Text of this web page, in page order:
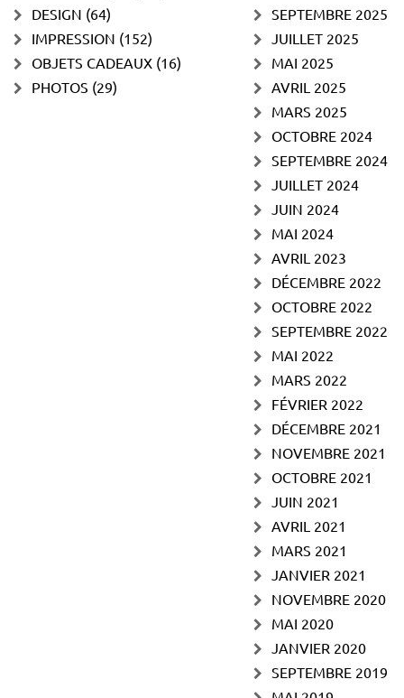
DESIGN (64)
IMPRESSION (152)
OBJETS CADEAUX (16)
PHOTOS (29)
SEPTEMBRE 2025
JUILLET 2025
MAI 2025
AVRIL 2025
MARS 2025
OCTOBRE 2024
SEPTEMBRE 2024
JUILLET 2024
JUIN 2024
MAI 2024
AVRIL 2023
DÉCEMBRE 2022
OCTOBRE 2022
SEPTEMBRE 2022
MAI 2022
MARS 2022
FÉVRIER 2022
DÉCEMBRE 2021
NOVEMBRE 2021
OCTOBRE 2021
JUIN 2021
AVRIL 2021
MARS 2021
JANVIER 2021
NOVEMBRE 2020
MAI 2020
JANVIER 2020
SEPTEMBRE 2019